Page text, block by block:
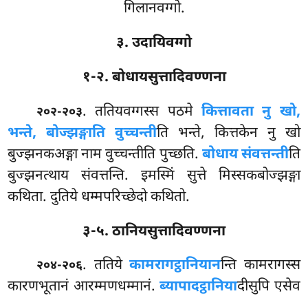
गिलानवग्गो.
३. उदायिवग्गो
१-२. बोधायसुत्तादिवण्णना
२०२-२०३. ततियवग्गस्स पठमेकित्तावता नु खो,
भन्ते, बोज्झङ्गाति वुच्चन्तीति भन्ते, कित्तकेन नु खो
बुज्झनकअङ्गा नाम वुच्चन्तीति पुच्छति. बोधाय संवत्तन्तीति
बुज्झनत्थाय संवत्तन्ति. इमस्मिं सुत्ते मिस्सकबोज्झङ्गा
कथिता. दुतिये धम्मपरिच्छेदो कथितो.
३-५. ठानियसुत्तादिवण्णना
२०४-२०६. ततियेकामरागट्ठानियानन्ति कामरागस्स
कारणभूतानं आरम्मणधम्मानं.ब्यापादट्ठानियादीसुपि एसेव